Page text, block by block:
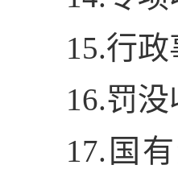
15.行
16.罚
17.国